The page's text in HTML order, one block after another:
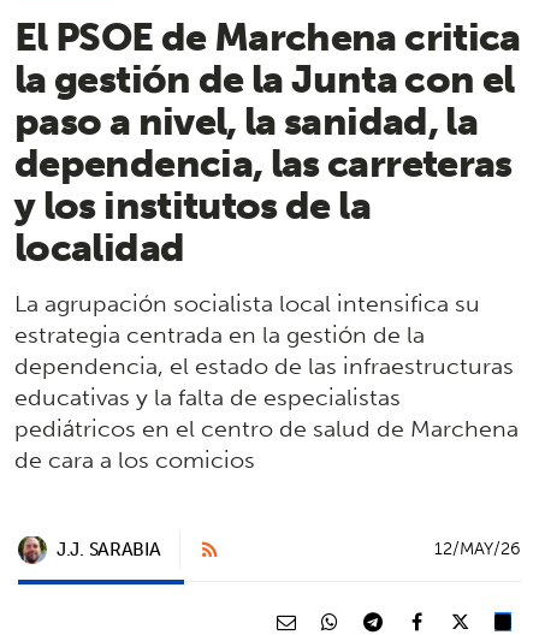
El PSOE de Marchena critica
la gestión de la Junta con el
paso a nivel, la sanidad, la
dependencia, las carreteras
y los institutos de la
localidad
La agrupación socialista local intensifica su
estrategia centrada en la gestión de la
dependencia, el estado de las infraestructuras
educativas y la falta de especialistas
pediátricos en el centro de salud de Marchena
de cara a los comicios
J.J. SARABIA 12/MAY/26